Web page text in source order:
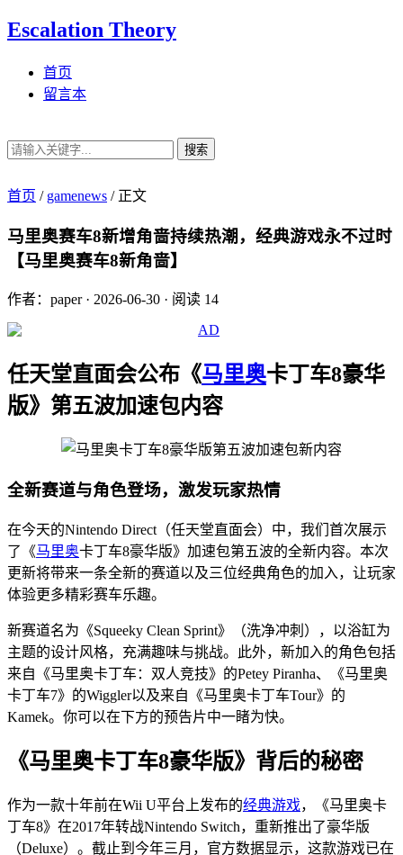
Escalation Theory
首页
留言本
搜索
首页 / gamenews /正文
马里奥赛车8新增角啬持续热潮，经典游戏永不过时
【马里奥赛车8新角啬】
作者：paper· 2026-06-30 · 阅读 14
任天堂直面会公布《马里奥卡丁车8豪华
版》第五波加速包内容
全新赛道与角色登场，激发玩家热情
在今天的Nintendo Direct（任天堂直面会）中，我们首次展示
了《马里奥卡丁车8豪华版》加速包第五波的全新内容。本次
更新将带来一条全新的赛道以及三位经典角色的加入，让玩家
体验更多精彩赛车乐趣。
新赛道名为《Squeeky Clean Sprint》（洗净冲刺），以浴缸为
主题的设计风格，充满趣味与挑战。此外，新加入的角色包括
来自《马里奥卡丁车：双人竞技》的Petey Piranha、《马里奥
卡丁车7》的Wiggler以及来自《马里奥卡丁车Tour》的
Kamek。你可以在下方的预告片中一睹为快。
《马里奥卡丁车8豪华版》背后的秘密
作为一款十年前在Wii U平台上发布的经典游戏，《马里奥卡
丁车8》在2017年转战Nintendo Switch，重新推出了豪华版
（Deluxe）。截止到今年三月，官方数据显示，这款游戏已在